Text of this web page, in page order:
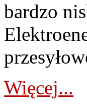
bardzo
Więcej...